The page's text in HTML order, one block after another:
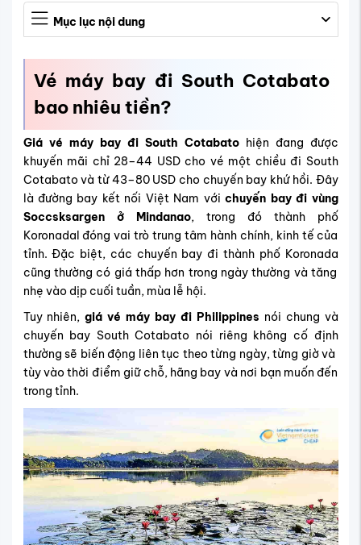
Mục lục nội dung
Vé máy bay đi South Cotabato
bao nhiêu tiền?
Giá vé máy bay đi South Cotabatohiện đang được
khuyến mãi chỉ 28–44 USD cho vé một chiều đi South
Cotabato và từ 43–80 USD cho chuyến bay khứ hồi. Đây
là đường bay kết nối Việt Nam vớichuyến bay đi vùng
Soccsksargen ở Mindanao, trong đó thành phố
Koronadal đóng vai trò trung tâm hành chính, kinh tế của
tỉnh. Đặc biệt, các chuyến bay đi thành phố Koronada
cũng thường có giá thấp hơn trong ngày thường và tăng
nhẹ vào dịp cuối tuần, mùa lễ hội.
Tuy nhiên, giá vé máy bay đi Philippines nói chung và
chuyến bay South Cotabato nói riêng không cố định
thường sẽ biến động liên tục theo từng ngày, từng giờ và
tùy vào thời điểm giữ chỗ, hãng bay và nơi bạn muốn đến
trong tỉnh.